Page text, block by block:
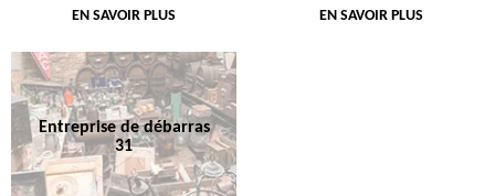
EN SAVOIR PLUS EN SAVOIR PLUS
Entreprise de débarras
31